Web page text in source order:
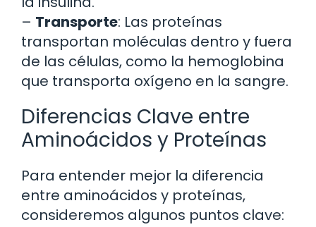
– Transporte: Las proteínas
transportan moléculas dentro y fuera
de las células, como la hemoglobina
que transporta oxígeno en la sangre.
Diferencias Clave entre
Aminoácidos y Proteínas
Para entender mejor la diferencia
entre aminoácidos y proteínas,
consideremos algunos puntos clave: